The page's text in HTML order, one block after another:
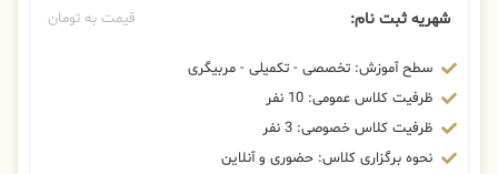
شهریه ثبت نام: قیمت به تومان
سطح آموزش: تخصصی - تکمیلی - مربیگری
ظرفیت کلاس عمومی: 10 نفر
ظرفیت کلاس خصوصی: 3 نفر
نحوه برگزاری کلاس: حضوری و آنلاین